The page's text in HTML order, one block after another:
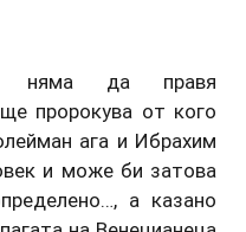
няма да правя
пророкува от кого
ага и Ибрахим
и може би затова
а казано